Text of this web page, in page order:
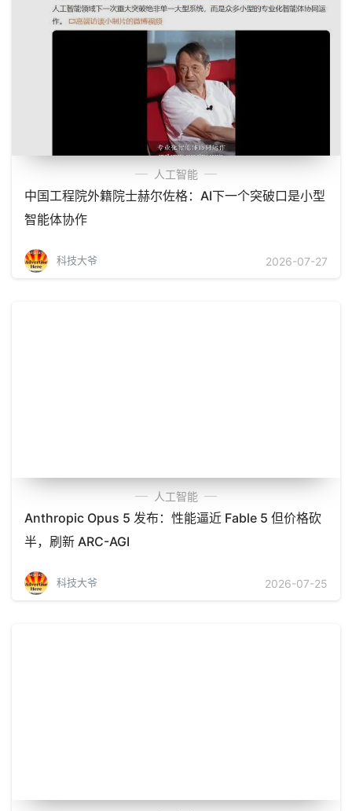
人工智能
中国工程院外籍院士赫尔佐格：AI下一个突破口是小型
智能体协作
科技大爷 2026-07-27
人工智能
Anthropic Opus 5 发布：性能逼近 Fable 5 但价格砍
半，刷新 ARC-AGI
科技大爷 2026-07-25